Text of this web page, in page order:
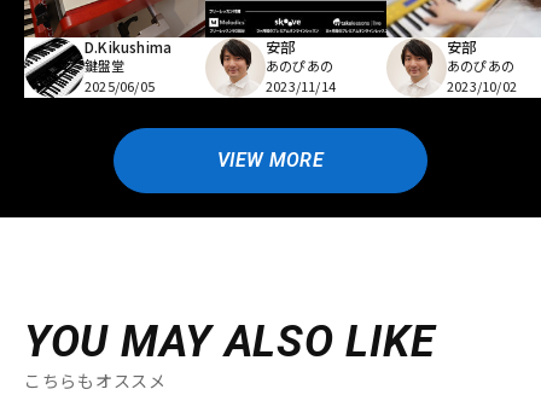
D.Kikushima
鍵盤堂
2025/06/05
安部
あのぴあの
2023/11/14
安部
あのぴあの
2023/10/02
VIEW MORE
YOU MAY ALSO LIKE
こちらもオススメ